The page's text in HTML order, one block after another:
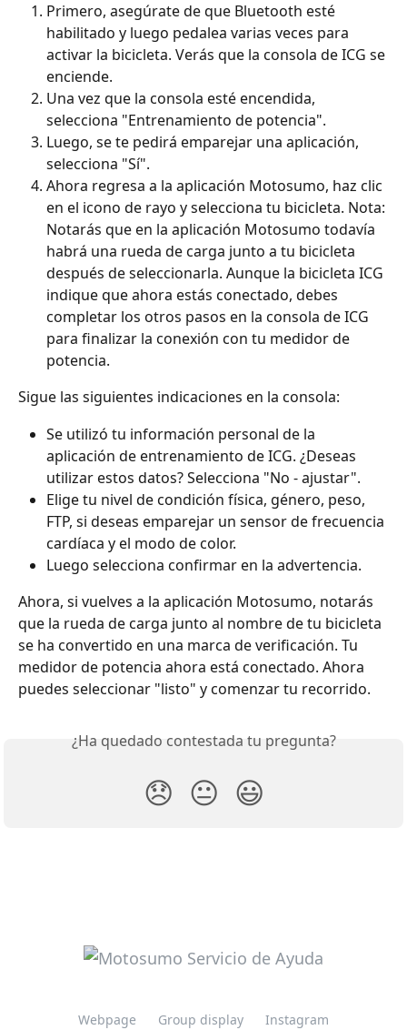
Primero, asegúrate de que Bluetooth esté
habilitado y luego pedalea varias veces para
activar la bicicleta. Verás que la consola de ICG se
enciende.
Una vez que la consola esté encendida,
selecciona "Entrenamiento de potencia".
Luego, se te pedirá emparejar una aplicación,
selecciona "Sí".
Ahora regresa a la aplicación Motosumo, haz clic
en el icono de rayo y selecciona tu bicicleta. Nota:
Notarás que en la aplicación Motosumo todavía
habrá una rueda de carga junto a tu bicicleta
después de seleccionarla. Aunque la bicicleta ICG
indique que ahora estás conectado, debes
completar los otros pasos en la consola de ICG
para finalizar la conexión con tu medidor de
potencia.
Sigue las siguientes indicaciones en la consola:
Se utilizó tu información personal de la
aplicación de entrenamiento de ICG. ¿Deseas
utilizar estos datos? Selecciona "No - ajustar".
Elige tu nivel de condición física, género, peso,
FTP, si deseas emparejar un sensor de frecuencia
cardíaca y el modo de color.
Luego selecciona confirmar en la advertencia.
Ahora, si vuelves a la aplicación Motosumo, notarás
que la rueda de carga junto al nombre de tu bicicleta
se ha convertido en una marca de verificación. Tu
medidor de potencia ahora está conectado. Ahora
puedes seleccionar "listo" y comenzar tu recorrido.
¿Ha quedado contestada tu pregunta?
😞 😐 😃
Webpage Group display Instagram